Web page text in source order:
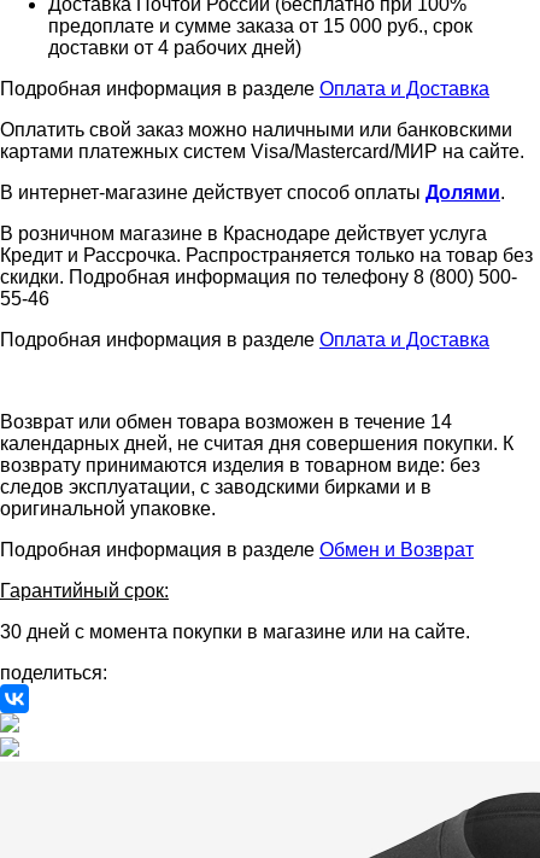
предоплате и сумме заказа от 15 000 руб., срок
доставки от 4 рабочих дней)
Подробная информация в разделе Оплата и Доставка
Оплатить свой заказ можно наличными или банковскими
картами платежных систем Visa/Mastercard/МИР на сайте.
В интернет-магазине действует способ оплаты Долями.
В розничном магазине в Краснодаре действует услуга
Кредит и Рассрочка. Распространяется только на товар без
скидки. Подробная информация по телефону 8 (800) 500-
55-46
Подробная информация в разделе Оплата и Доставка
Возврат или обмен товара возможен в течение 14
календарных дней, не считая дня совершения покупки. К
возврату принимаются изделия в товарном виде: без
следов эксплуатации, с заводскими бирками и в
оригинальной упаковке.
Подробная информация в разделе Обмен и Возврат
Гарантийный срок:
30 дней с момента покупки в магазине или на сайте.
поделиться: